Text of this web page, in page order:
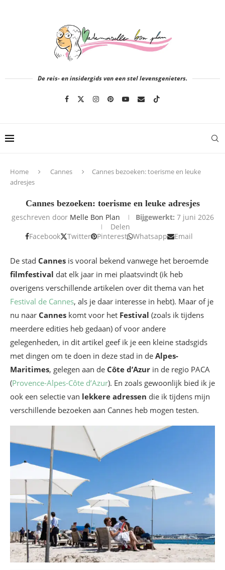
De reis- en insidergids van een stel levensgenieters.
Home Cannes
Cannes bezoeken: toerisme en leuke
adresjes
Cannes bezoeken: toerisme en leuke adresjes
geschreven door Melle Bon Plan Bijgewerkt: 7 juni 2026
Delen
Facebook
Twitter Pinterest Whatsapp Email
De stad Cannes is vooral bekend vanwege het beroemde
filmfestival dat elk jaar in mei plaatsvindt (ik heb
overigens verschillende artikelen over dit thema van het
Festival de Cannes, als je daar interesse in hebt). Maar of je
nu naar Cannes komt voor het Festival (zoals ik tijdens
meerdere edities heb gedaan) of voor andere
gelegenheden, in dit artikel geef ik je een kleine stadsgids
met dingen om te doen in deze stad in de Alpes-
Maritimes, gelegen aan de Côte d’Azur in de regio PACA
(Provence-Alpes-Côte d’Azur). En zoals gewoonlijk bied ik je
ook een selectie van lekkere adressen die ik tijdens mijn
verschillende bezoeken aan Cannes heb mogen testen.